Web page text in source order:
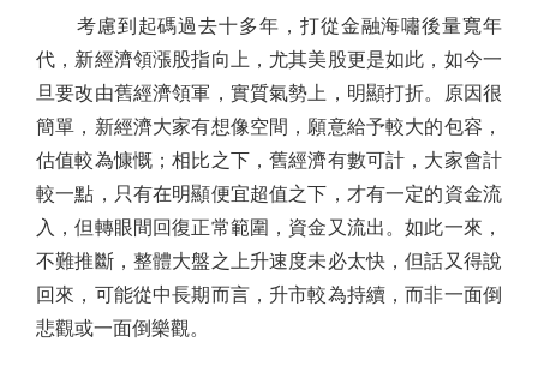
考慮到起碼過去十多年，打從金融海嘯後量寬年
代，新經濟領漲股指向上，尤其美股更是如此，如今一
旦要改由舊經濟領軍，實質氣勢上，明顯打折。原因很
簡單，新經濟大家有想像空間，願意給予較大的包容，
估值較為慷慨；相比之下，舊經濟有數可計，大家會計
較一點，只有在明顯便宜超值之下，才有一定的資金流
入，但轉眼間回復正常範圍，資金又流出。如此一來，
不難推斷，整體大盤之上升速度未必太快，但話又得說
回來，可能從中長期而言，升市較為持續，而非一面倒
悲觀或一面倒樂觀。